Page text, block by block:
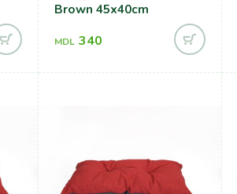
Brown 45x40cm
MDL 340